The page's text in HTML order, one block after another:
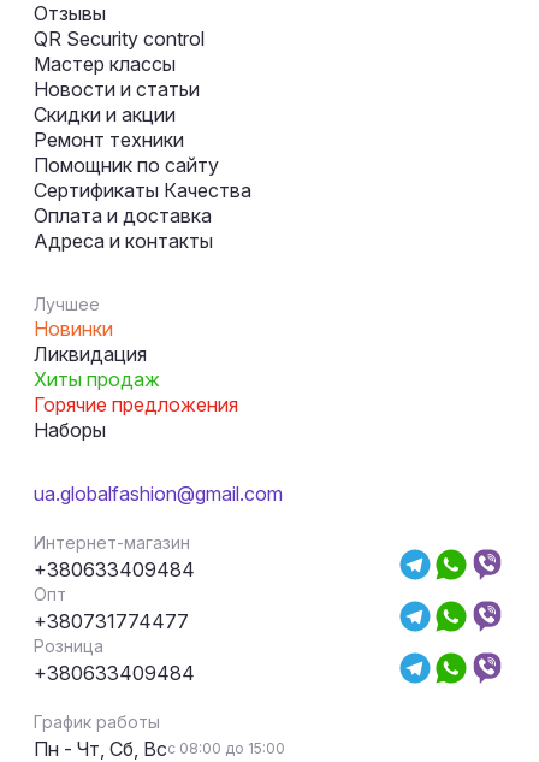
Отзывы
QR Security control
Мастер классы
Новости и статьи
Скидки и акции
Ремонт техники
Помощник по сайту
Сертификаты Качества
Оплата и доставка
Адреса и контакты
Лучшее
Новинки
Ликвидация
Хиты продаж
Горячие предложения
Наборы
ua.globalfashion@gmail.com
Интернет-магазин
+380633409484
Опт
+380731774477
Розница
+380633409484
График работы
Пн - Чт, Сб, Всс 08:00 до 15:00